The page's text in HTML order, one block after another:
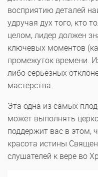
восприятию деталей
удручая дух того, кто
целом, лидер должен
ключевых моментов
промежуток времени.
либо серьёзных
мастерства.
Эта одна из самых
может выполнять
поддержит вас в этом,
красота истины
слушателей к вере во